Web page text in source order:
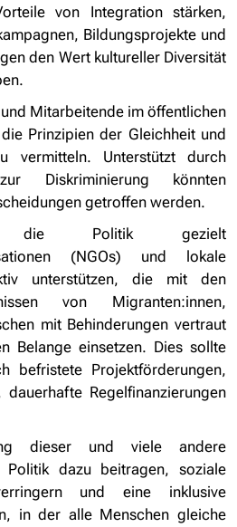
von Integration stärken,
Bildungsprojekte und
den Wert kultureller Diversität
Mitarbeitende im öffentlichen
Prinzipien der Gleichheit und
vermitteln. Unterstützt durch
Diskriminierung könnten
getroffen werden.
die Politik gezielt
(NGOs) und lokale
unterstützen, die mit den
von Migranten:innen,
mit Behinderungen vertraut
Belange einsetzen. Dies sollte
befristete Projektförderungen,
Regelfinanzierungen
dieser und viele andere
Politik dazu beitragen, soziale
und eine inklusive
in der alle Menschen gleiche